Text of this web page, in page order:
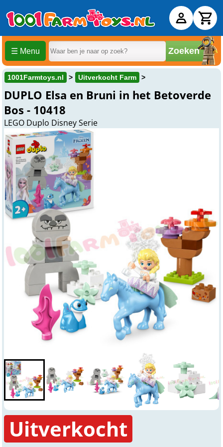
☰ Menu Zoeken
1001Farmtoys.nl Uitverkocht Farm
DUPLO Elsa en Bruni in het Betoverde
Bos - 10418
LEGO Duplo Disney Serie
Uitverkocht